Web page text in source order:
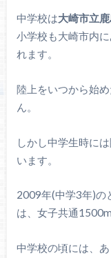
中学校は大崎市立
小学校も大崎市内
れます。
陸上をいつから始
ん。
しかし中学生時に
います。
2009年(中学3年)の
は、女子共通
中学校の頃には、